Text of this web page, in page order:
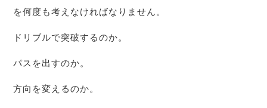
を何度も考えなければなりません。
ドリブルで突破するのか。
パスを出すのか。
方向を変えるのか。